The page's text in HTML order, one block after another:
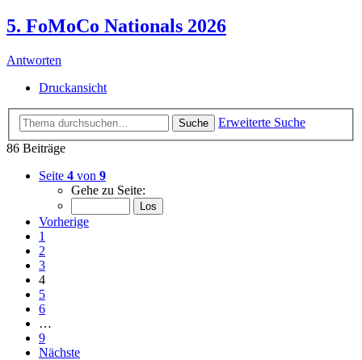
5. FoMoCo Nationals 2026
Antworten
Druckansicht
Suche
Erweiterte Suche
86 Beiträge
Seite 4 von 9
Gehe zu Seite:
Vorherige
1
2
3
4
5
6
…
9
Nächste